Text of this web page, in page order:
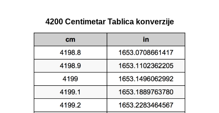
4200 Centimetar Tablica konverzije